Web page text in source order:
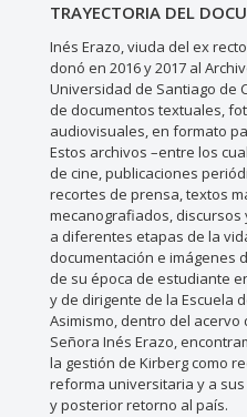
TRAYECTORIA DEL
Inés Erazo, viuda del ex
donó en 2016 y 2017 al
Universidad de Santiago de
de documentos textuales,
audiovisuales, en formato
Estos archivos –entre los
de cine, publicaciones
recortes de prensa, textos
mecanografiados,
a diferentes etapas de la
documentación e imágenes
de su época de estudiante
y de dirigente de la Escuela
Asimismo, dentro del
Señora Inés Erazo,
la gestión de Kirberg como
reforma universitaria y a
y posterior retorno al país.